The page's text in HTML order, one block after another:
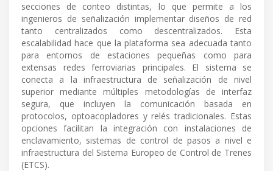
secciones de conteo distintas, lo que permite a los
ingenieros de señalización implementar diseños de red
tanto centralizados como descentralizados. Esta
escalabilidad hace que la plataforma sea adecuada tanto
para entornos de estaciones pequeñas como para
extensas redes ferroviarias principales. El sistema se
conecta a la infraestructura de señalización de nivel
superior mediante múltiples metodologías de interfaz
segura, que incluyen la comunicación basada en
protocolos, optoacopladores y relés tradicionales. Estas
opciones facilitan la integración con instalaciones de
enclavamiento, sistemas de control de pasos a nivel e
infraestructura del Sistema Europeo de Control de Trenes
(ETCS).